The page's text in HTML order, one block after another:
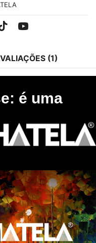
Tik-Youtube
(1)
é uma